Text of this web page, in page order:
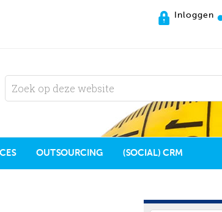
Inloggen
OUTSOURCING (SOCIAL) CRM